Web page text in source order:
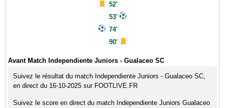
52'
53'
74'
90'
Avant Match Independiente Juniors - Gualaceo SC
Suivez le résultat du match Independiente Juniors - Gualaceo SC,
en direct du 16-10-2025 sur FOOTLIVE.FR
Suivez le score en direct du match Independiente Juniors Gualaceo